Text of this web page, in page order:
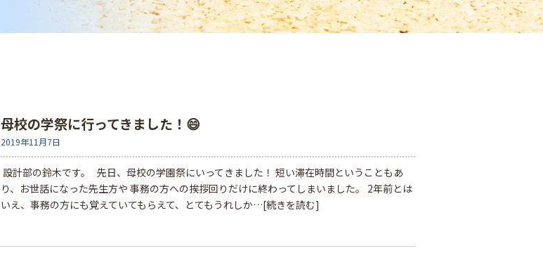
母校の学祭に行ってきました！😄
2019年11月7日
設計部の鈴木です。 先日、母校の学園祭にいってきました！ 短い滞在時間ということもあ
り、お世話になった先生方や 事務の方への挨拶回りだけに終わってしまいました。 2年前とは
いえ、事務の方にも覚えていてもらえて、とてもうれしか…[続きを読む]